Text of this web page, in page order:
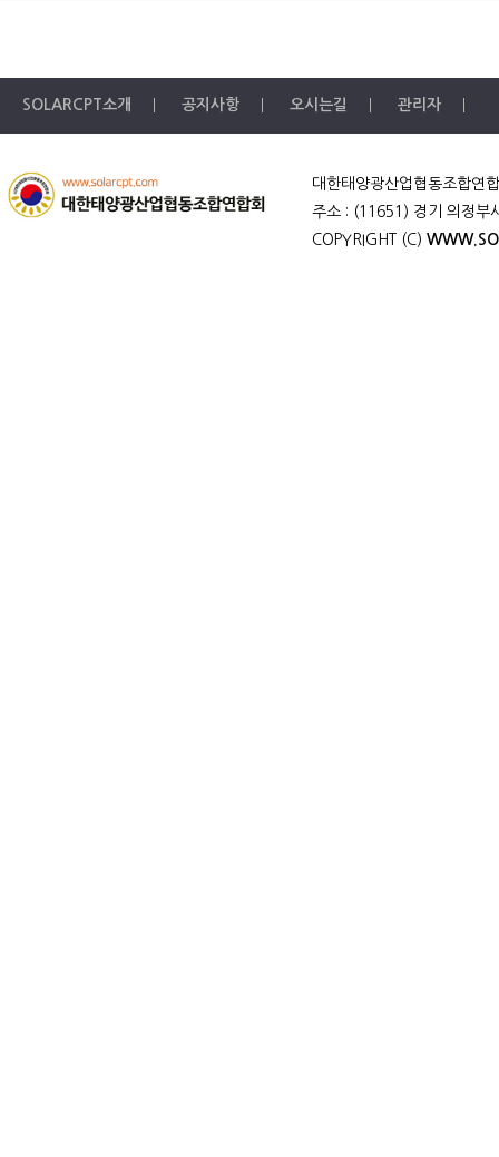
SOLARCPT소개 공지사항 오시는길 관리자
대한태양광산업협동조합
주소 : (11651) 경기 의정부
COPYRIGHT
(C)